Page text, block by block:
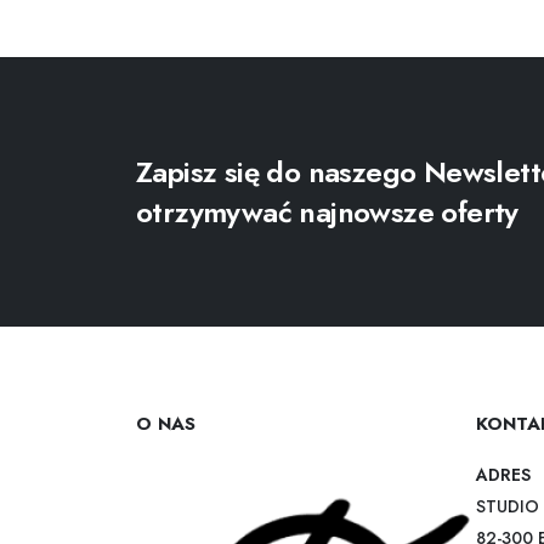
Zapisz się do naszego
otrzymywać najnowsze oferty
O NAS
ADRES
82-300